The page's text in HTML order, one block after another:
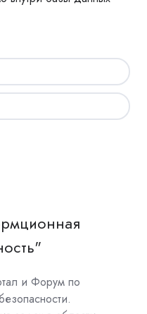
и Форум по